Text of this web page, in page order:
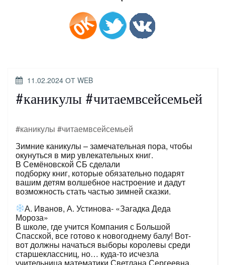
ОПУБЛИКОВАНО
11.02.2024 ОТ WEB
#каникулы #читаемвсейсемьей
#каникулы #читаемвсейсемьей
Зимние каникулы – замечательная пора, чтобы
окунуться в мир увлекательных книг.
В Семёновской СБ сделали
подборку книг, которые обязательно подарят
вашим детям волшебное настроение и дадут
возможность стать частью зимней сказки.
А. Иванов, А. Устинова- «Загадка Деда
Мороза»
В школе, где учится Компания с Большой
Спасской, все готово к новогоднему балу! Вот-
вот должны начаться выборы королевы среди
старшеклассниц, но… куда-то исчезла
учительница математики Светлана Сергеевна,